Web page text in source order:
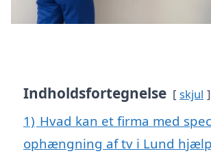
Indholdsfortegnelse skjul
1) Hvad kan et firma med
ophængning af tv i Lund